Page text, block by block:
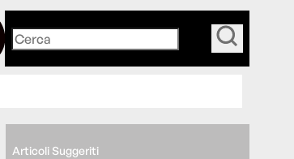
Articoli Suggeriti